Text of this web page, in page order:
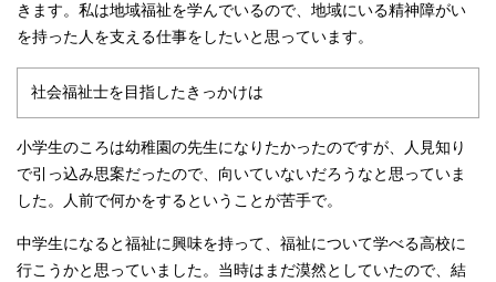
きます。私は地域福祉を学んでいるので、地域にいる精神障がい
を持った人を支える仕事をしたいと思っています。
社会福祉士を目指したきっかけは
小学生のころは幼稚園の先生になりたかったのですが、人見知り
で引っ込み思案だったので、向いていないだろうなと思っていま
した。人前で何かをするということが苦手で。
中学生になると福祉に興味を持って、福祉について学べる高校に
行こうかと思っていました。当時はまだ漠然としていたので、結